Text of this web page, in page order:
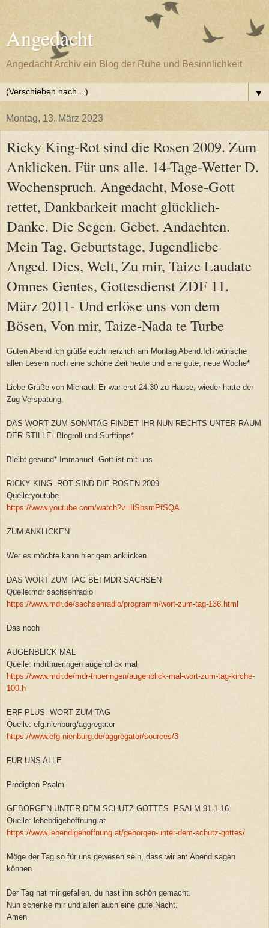
Angedacht
Angedacht Archiv ein Blog der Ruhe und Besinnlichkeit
▼
Montag, 13. März 2023
Ricky King-Rot sind die Rosen 2009. Zum
Anklicken. Für uns alle. 14-Tage-Wetter D.
Wochenspruch. Angedacht, Mose-Gott
rettet, Dankbarkeit macht glücklich-
Danke. Die Segen. Gebet. Andachten.
Mein Tag, Geburtstage, Jugendliebe
Anged. Dies, Welt, Zu mir, Taize Laudate
Omnes Gentes, Gottesdienst ZDF 11.
März 2011- Und erlöse uns von dem
Bösen, Von mir, Taize-Nada te Turbe
Guten Abend ich grüße euch herzlich am Montag Abend.Ich wünsche
allen Lesern noch eine schöne Zeit heute und eine gute, neue Woche*
Liebe Grüße von Michael. Er war erst 24:30 zu Hause, wieder hatte der
Zug Verspätung.
DAS WORT ZUM SONNTAG FINDET IHR NUN RECHTS UNTER RAUM
DER STILLE- Blogroll und Surftipps*
Bleibt gesund* Immanuel- Gott ist mit uns
RICKY KING- ROT SIND DIE ROSEN 2009
Quelle:youtube
https://www.youtube.com/watch?v=IlSbsmPfSQA
ZUM ANKLICKEN
Wer es möchte kann hier gern anklicken
DAS WORT ZUM TAG BEI MDR SACHSEN
Quelle:mdr sachsenradio
https://www.mdr.de/sachsenradio/programm/wort-zum-tag-136.html
Das noch
AUGENBLICK MAL
Quelle: mdrthueringen augenblick mal
https://www.mdr.de/mdr-thueringen/augenblick-mal-wort-zum-tag-kirche-
100.h
ERF PLUS- WORT ZUM TAG
Quelle: efg.nienburg/aggregator
https://www.efg-nienburg.de/aggregator/sources/3
FÜR UNS ALLE
Predigten Psalm
GEBORGEN UNTER DEM SCHUTZ GOTTES PSALM 91-1-16
Quelle: lebebdigehoffnung.at
https://www.lebendigehoffnung.at/geborgen-unter-dem-schutz-gottes/
Möge der Tag so für uns gewesen sein, dass wir am Abend sagen
können
Der Tag hat mir gefallen, du hast ihn schön gemacht.
Nun schenke mir und allen auch eine gute Nacht.
Amen